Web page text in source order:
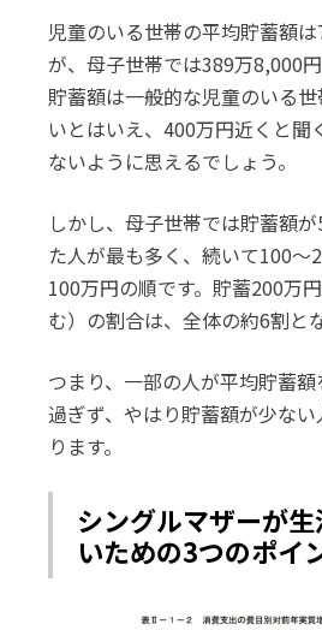
児童のいる世帯の平均貯蓄額
が、母子世帯では389万8,000
貯蓄額は一般的な児童のいる
いとはいえ、400万円近くと聞
ないように思えるでしょう。
しかし、母子世帯では貯蓄額
た人が最も多く、続いて100～
100万円の順です。貯蓄200万
む）の割合は、全体の約6割と
つまり、一部の人が平均貯蓄
過ぎず、やはり貯蓄額が少な
ります。
シングルマザーが
いための3つのポイ